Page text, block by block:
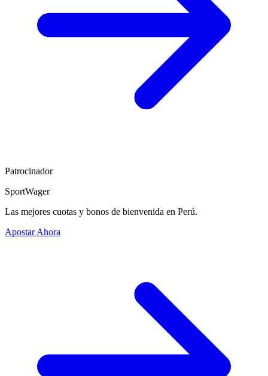
Patrocinador
SportWager
Las mejores cuotas y bonos de bienvenida en Perú.
Apostar Ahora